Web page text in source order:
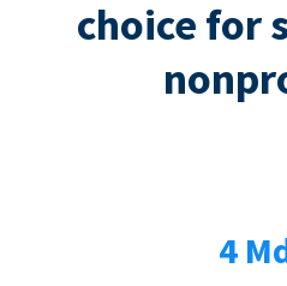
choice for
4